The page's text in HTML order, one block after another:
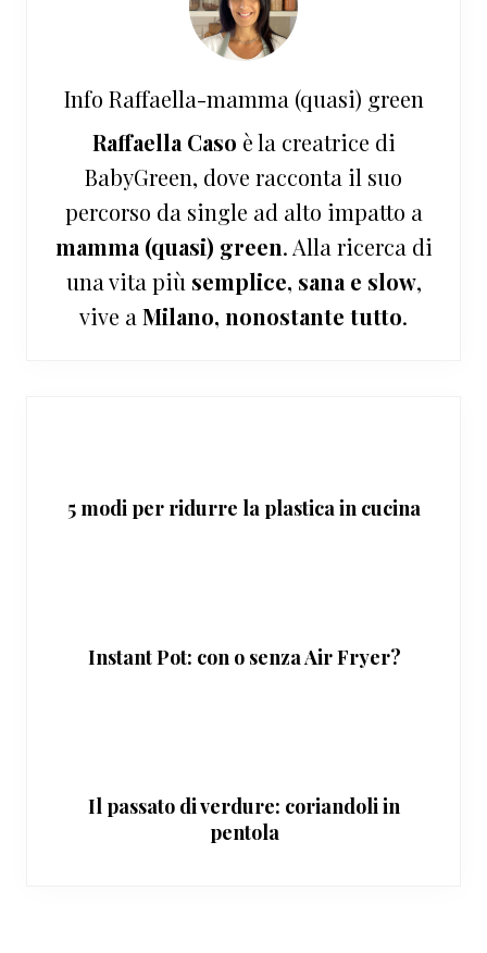
Info Raffaella-mamma (quasi) green
Raffaella Caso è la creatrice di
BabyGreen, dove racconta il suo
percorso da single ad alto impatto a
mamma (quasi) green. Alla ricerca di
una vita più semplice, sana e slow,
vive a Milano, nonostante tutto.
5 modi per ridurre la plastica in cucina
Instant Pot: con o senza Air Fryer?
Il passato di verdure: coriandoli in
pentola